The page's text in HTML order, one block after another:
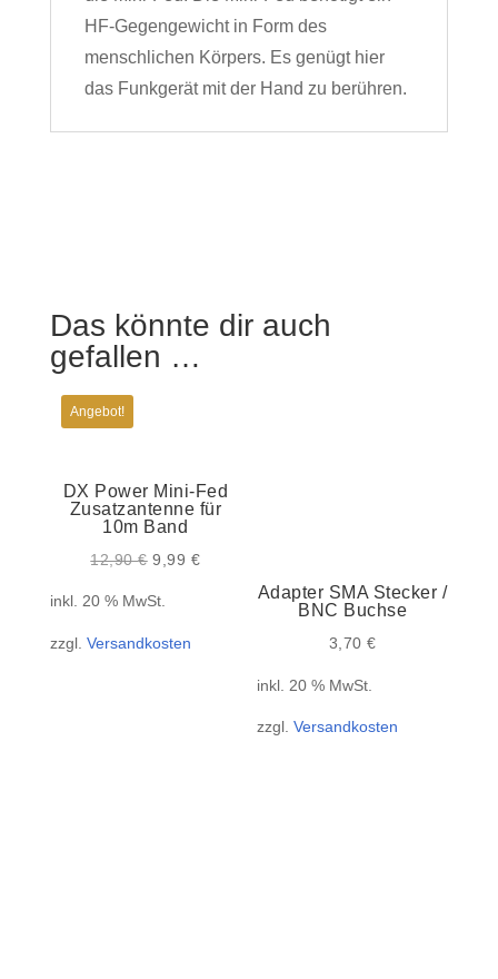
HF-Gegengewicht in Form des
menschlichen Körpers. Es genügt hier
das Funkgerät mit der Hand zu berühren.
Das könnte dir auch
gefallen …
Angebot!
DX Power Mini-Fed
Zusatzantenne für
10m Band
12,90€ Ursprünglicher
12,90 €
9,99 €Aktueller
inkl. 20 % MwSt.
zzgl. Versandkosten
Adapter SMA Stecker /
BNC Buchse
3,70€
inkl. 20 % MwSt.
zzgl.Versandkosten